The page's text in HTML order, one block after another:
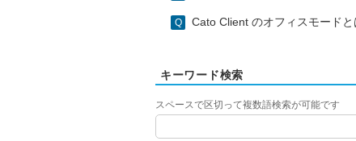
Cato Client のオフィスモード
キーワード検索
スペースで区切って複数語検索が可能です